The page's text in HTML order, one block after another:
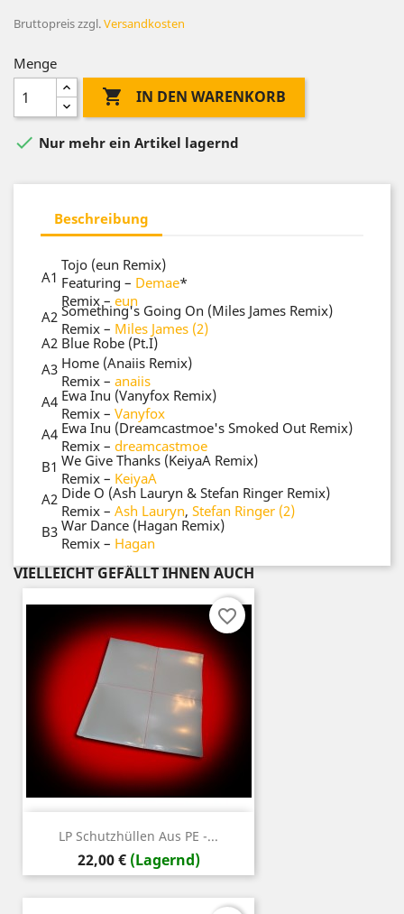
Bruttopreiszzgl.Versandkosten
Menge
 IN DEN WARENKORB
 Nur mehr ein Artikel lagernd
Beschreibung
A1
Tojo (eun Remix)
Featuring – Demae*
Remix– eun
A2 Something's Going On (Miles James Remix)
Remix – Miles James (2)
A2 Blue Robe (Pt.I)
A3 Home (Anaiis Remix)
Remix – anaiis
A4 Ewa Inu (Vanyfox Remix)
Remix – Vanyfox
A4 Ewa Inu (Dreamcastmoe's Smoked Out Remix)
Remix – dreamcastmoe
B1 We Give Thanks (KeiyaA Remix)
Remix – KeiyaA
A2 Dide O (Ash Lauryn & Stefan Ringer Remix)
Remix – Ash Lauryn, Stefan Ringer (2)
B3 War Dance (Hagan Remix)
Remix – Hagan
VIELLEICHT GEFÄLLT IHNEN AUCH
LP Schutzhüllen Aus PE -...
Preis
22,00 € (Lagernd)
favorite_border